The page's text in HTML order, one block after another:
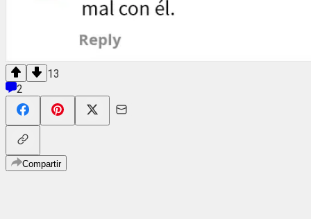
13
2
Compartir